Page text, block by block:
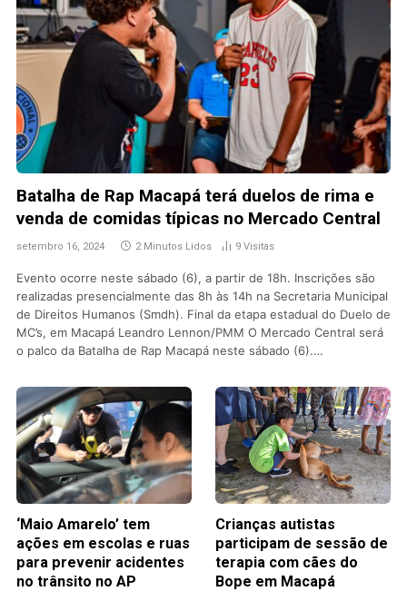
Batalha de Rap Macapá terá duelos de rima e
venda de comidas típicas no Mercado Central
setembro 16, 2024 2 Minutos Lidos 9 Visitas
Evento ocorre neste sábado (6), a partir de 18h. Inscrições são
realizadas presencialmente das 8h às 14h na Secretaria Municipal
de Direitos Humanos (Smdh). Final da etapa estadual do Duelo de
MC’s, em Macapá Leandro Lennon/PMM O Mercado Central será
o palco da Batalha de Rap Macapá neste sábado (6).…
‘Maio Amarelo’ tem
ações em escolas e ruas
para prevenir acidentes
no trânsito no AP
Crianças autistas
participam de sessão de
terapia com cães do
Bope em Macapá